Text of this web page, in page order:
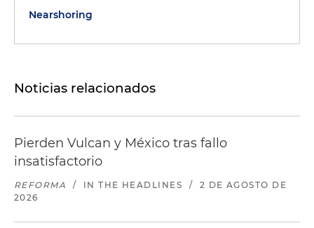
Nearshoring
Noticias relacionados
Pierden Vulcan y México tras fallo
insatisfactorio
REFORMA / IN THE HEADLINES /
2 DE AGOSTO DE
2026